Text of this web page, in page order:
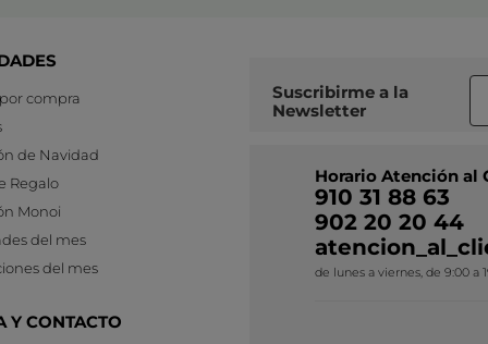
compra
de Navidad
Regalo
Monoi
del mes
del mes
Y CONTACTO
Suscribirme a la
Newsletter
Horario Atención al
910 31 88 63
902 20 20 44
de lunes a viernes, de 9:00 a